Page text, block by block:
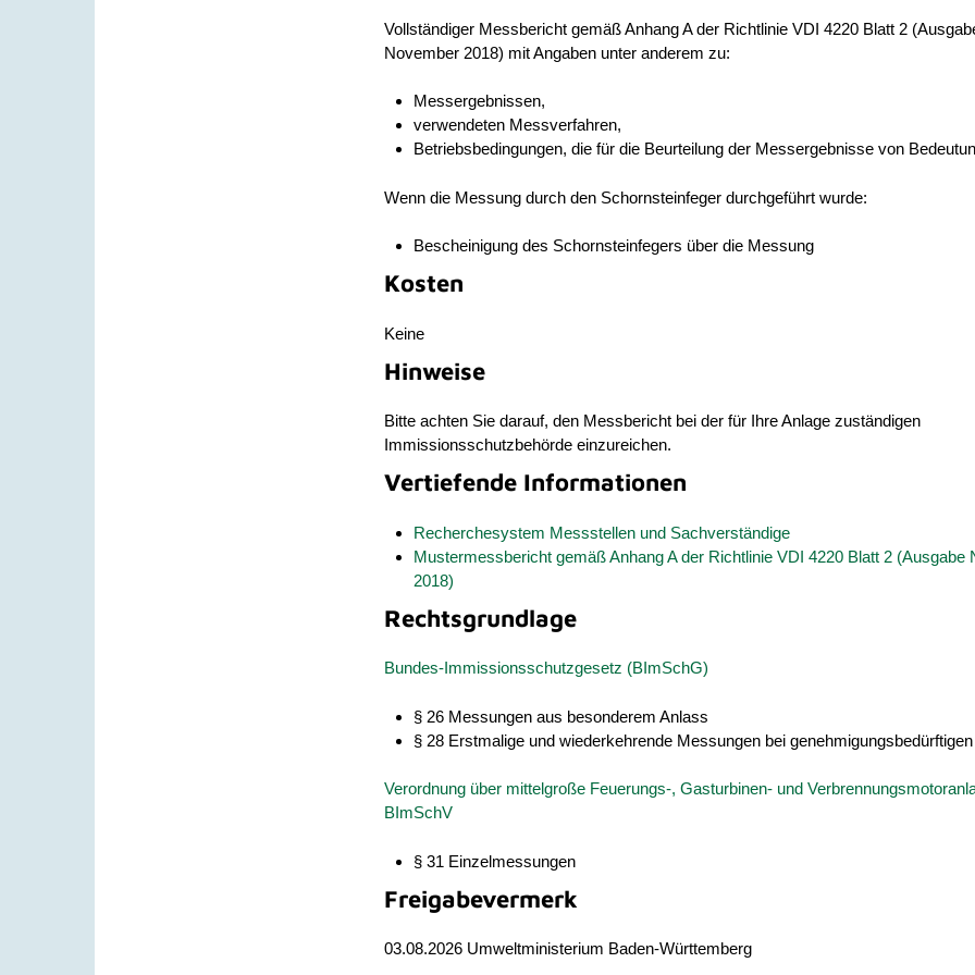
Vollständiger Messbericht gemäß Anhang A der Richtlinie VDI 4220 Blatt 2
November 2018) mit Angaben unter anderem zu:
Messergebnissen,
verwendeten Messverfahren,
Betriebsbedingungen, die für die Beurteilung der Messergebnisse von
Wenn die Messung durch den Schornsteinfeger durchgeführt wurde:
Bescheinigung des Schornsteinfegers über die Messung
Kosten
Keine
Hinweise
Bitte achten Sie darauf, den Messbericht bei der für Ihre Anlage zuständigen
Immissionsschutzbehörde einzureichen.
Vertiefende Informationen
Recherchesystem Messstellen und Sachverständige
Mustermessbericht gemäß Anhang A der Richtlinie VDI 4220 Blatt 2 (Ausgabe
2018)
Rechtsgrundlage
Bundes-Immissionsschutzgesetz (BImSchG)
§ 26 Messungen aus besonderem Anlass
§ 28 Erstmalige und wiederkehrende Messungen bei
Verordnung über mittelgroße Feuerungs-, Gasturbinen- und
BImSchV
§ 31 Einzelmessungen
Freigabevermerk
03.08.2026 Umweltministerium Baden-Württemberg